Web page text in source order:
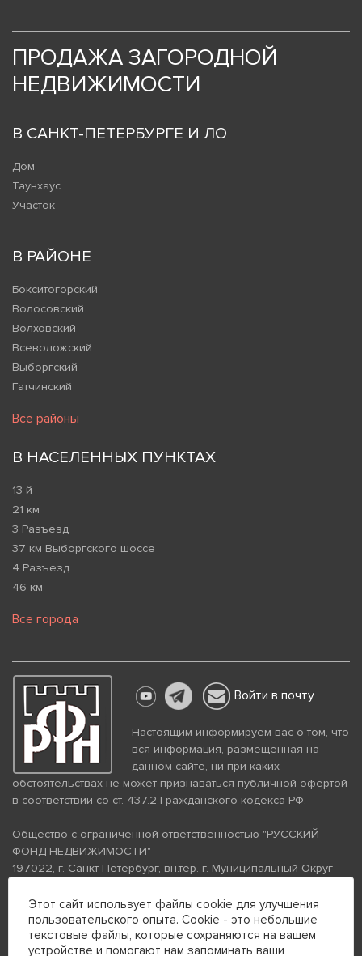
ПРОДАЖА ЗАГОРОДНОЙ
НЕДВИЖИМОСТИ
В САНКТ-ПЕТЕРБУРГЕ И ЛО
Дом
Таунхаус
Участок
В РАЙОНЕ
Бокситогорский
Волосовский
Волховский
Всеволожский
Выборгский
Гатчинский
Все районы
В НАСЕЛЕННЫХ ПУНКТАХ
13-й
21 км
3 Разъезд
37 км Выборгского шоссе
4 Разъезд
46 км
Все города
Войти в почту
Настоящим информируем вас о том, что
вся информация, размещенная на
данном сайте, ни при каких
обстоятельствах не может признаваться публичной офертой
в соответствии со ст. 437.2 Гражданского кодекса РФ.
Общество с ограниченной ответственностью "РУССКИЙ
ФОНД НЕДВИЖИМОСТИ"
197022, г. Санкт-Петербург, вн.тер. г. Муниципальный Округ
помещение 26Н, комната 103
ИНН 7813672570 КПП 781301001 ОГРН 1237800058870
Политика конфиденциальности
Политика обработки
Этот сайт использует файлы cookie для улучшения
пользовательского опыта. Cookie - это небольшие
текстовые файлы, которые сохраняются на вашем
устройстве и помогают нам запоминать ваши